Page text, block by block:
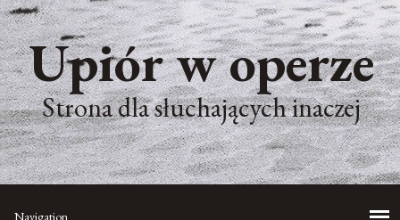
Upiór w operze
Strona dla słuchających inaczej